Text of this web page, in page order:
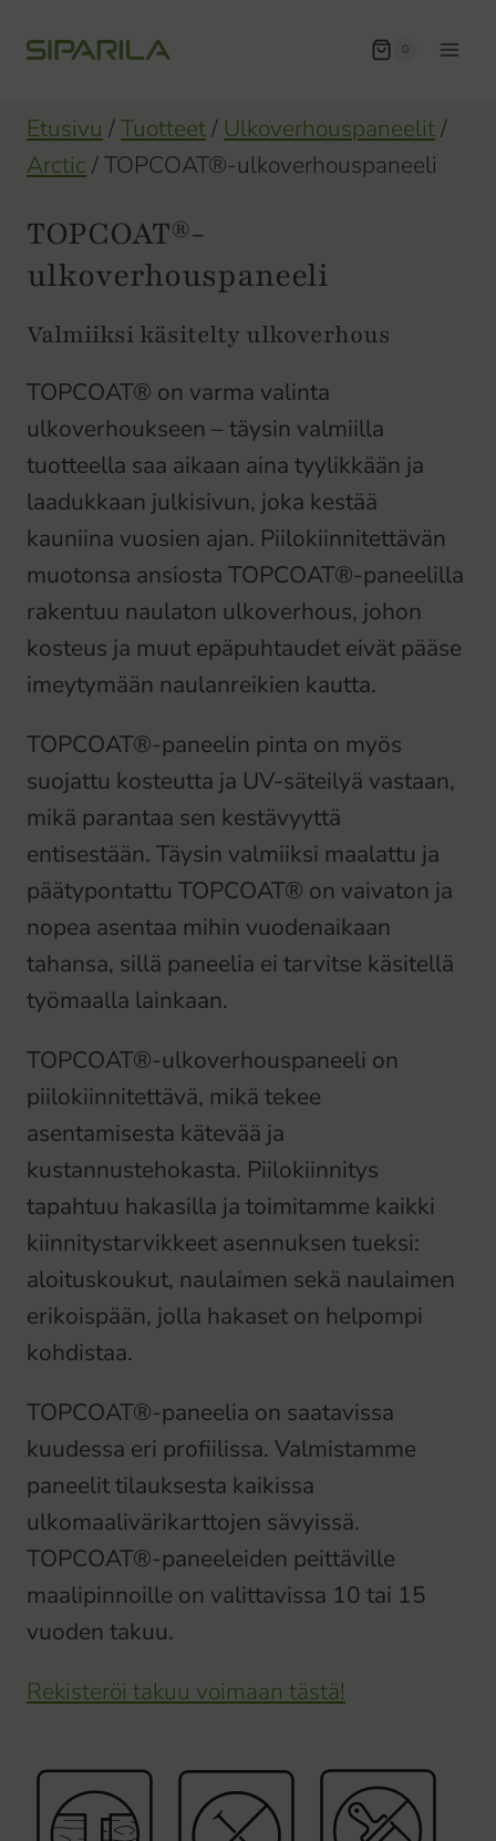
sisältöön
0
Etusivu /Tuotteet/ Ulkoverhouspaneelit/
Arctic /TOPCOAT®-ulkoverhouspaneeli
TOPCOAT®-
ulkoverhouspaneeli
Valmiiksi käsitelty ulkoverhous
TOPCOAT® on varma valinta
ulkoverhoukseen – täysin valmiilla
tuotteella saa aikaan aina tyylikkään ja
laadukkaan julkisivun, joka kestää
kauniina vuosien ajan. Piilokiinnitettävän
muotonsa ansiosta TOPCOAT®-paneelilla
rakentuu naulaton ulkoverhous, johon
kosteus ja muut epäpuhtaudet eivät pääse
imeytymään naulanreikien kautta.
TOPCOAT®-paneelin pinta on myös
suojattu kosteutta ja UV-säteilyä vastaan,
mikä parantaa sen kestävyyttä
entisestään. Täysin valmiiksi maalattu ja
päätypontattu TOPCOAT® on vaivaton ja
nopea asentaa mihin vuodenaikaan
tahansa, sillä paneelia ei tarvitse käsitellä
työmaalla lainkaan.
TOPCOAT®-ulkoverhouspaneeli on
piilokiinnitettävä, mikä tekee
asentamisesta kätevää ja
kustannustehokasta. Piilokiinnitys
tapahtuu hakasilla ja toimitamme kaikki
kiinnitystarvikkeet asennuksen tueksi:
aloituskoukut, naulaimen sekä naulaimen
erikoispään, jolla hakaset on helpompi
kohdistaa.
TOPCOAT®-paneelia on saatavissa
kuudessa eri profiilissa. Valmistamme
paneelit tilauksesta kaikissa
ulkomaalivärikarttojen sävyissä.
TOPCOAT®-paneeleiden peittäville
maalipinnoille on valittavissa 10 tai 15
vuoden takuu.
Rekisteröi takuu voimaan tästä!